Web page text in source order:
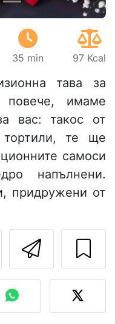
35 min 97 Kcal
тава за
имаме
вас: такос от
тортили, те ще
самоси
напълнени.
придружени от
своя